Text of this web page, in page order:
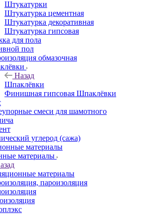
Штукатурки
Штукатурка цементная
Штукатурка декоративная
Штукатурка гипсовая
для пола
пол
обмазочная
Назад
Шпаклёвки
Финишная гипсовая Шпаклёвки
смеси для шамотного
углерод (сажа)
материалы
материалы
пароизоляция